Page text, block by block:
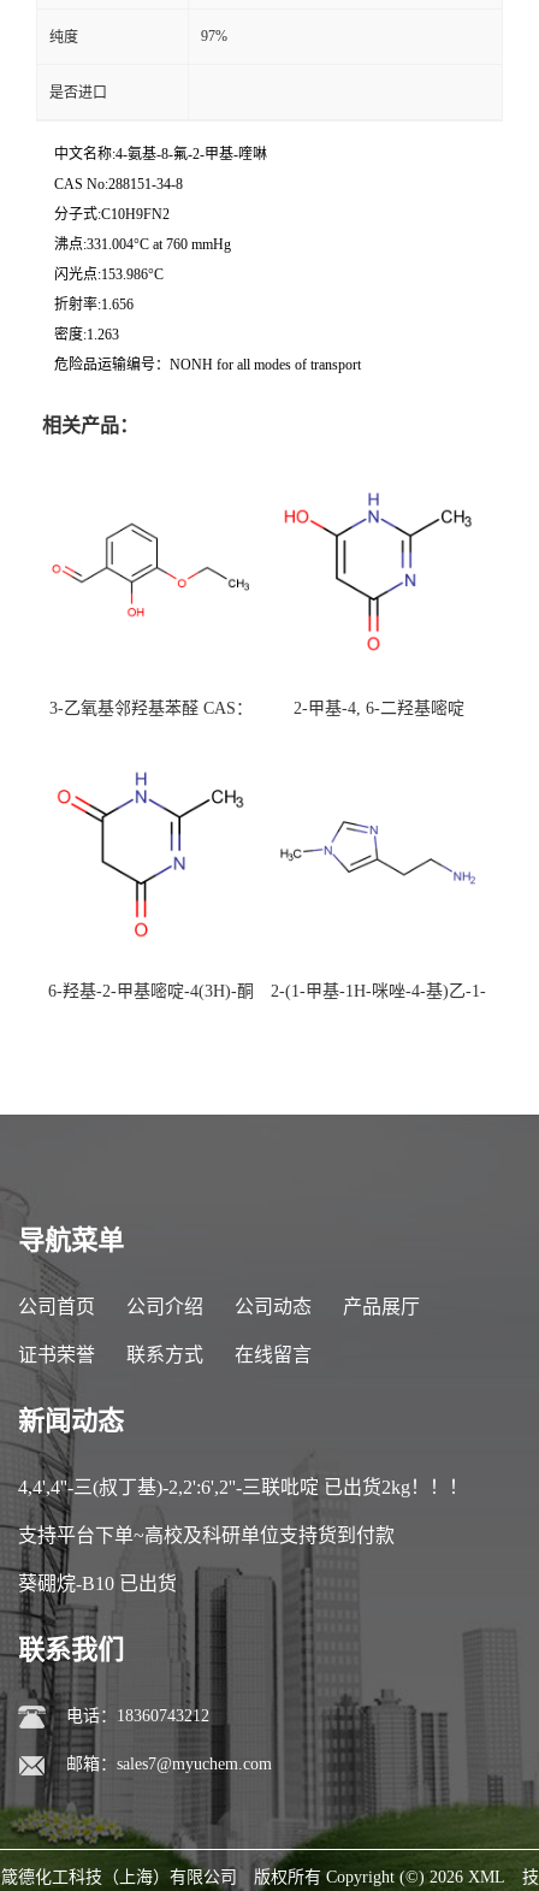
纯度 97%
是否进口
中文名称:4-氨基-8-氟-2-甲基-喹啉
CAS No:288151-34-8
分子式:C10H9FN2
沸点:331.004°C at 760 mmHg
闪光点:153.986°C
折射率:1.656
密度:1.263
危险品运输编号：NONH for all modes of transport
相关产品：
3-乙氧基邻羟基苯醛 CAS：
校可先用后付
2-甲基-4, 6-二羟基嘧啶
6-羟基-2-甲基嘧啶-4(3H)-酮
2-(1-甲基-1H-咪唑-4-基)乙-1-
导航菜单
公司首页 公司介绍 公司动态 产品展厅
证书荣誉 联系方式 在线留言
新闻动态
4,4',4''-三(叔丁基)-2,2':6',2''-三联吡啶 已出货2kg！！！
支持平台下单~高校及科研单位支持货到付款
葵硼烷-B10 已出货
联系我们
电话：18360743212
邮箱： sales7@myuchem.com
箴德化工科技（上海）有限公司 版权所有 Copyright (©) 2026 XML 技